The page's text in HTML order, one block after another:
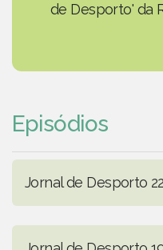
de Desporto' da
Episódios
Jornal de Desporto